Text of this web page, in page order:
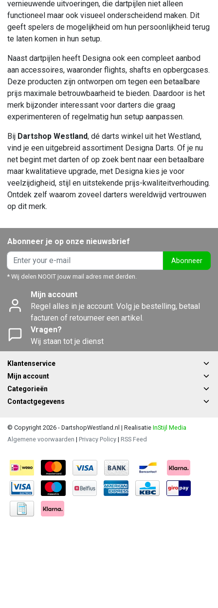
vernieuwende uitvoeringen, die dartpijlen niet alleen
functioneel maar ook visueel onderscheidend maken. Dit
geeft spelers de mogelijkheid om hun persoonlijkheid terug
te laten komen in hun setup.
Naast dartpijlen heeft Designa ook een compleet aanbod
aan accessoires, waaronder flights, shafts en opbergcases.
Deze producten zijn ontworpen om tegen een betaalbare
prijs maximale betrouwbaarheid te bieden. Daardoor is het
merk bijzonder interessant voor darters die graag
experimenteren of regelmatig hun setup aanpassen.
Bij Dartshop Westland, dé darts winkel uit het Westland,
vind je een uitgebreid assortiment Designa Darts. Of je nu
net begint met darten of op zoek bent naar een betaalbare
maar kwalitatieve upgrade, met Designa kies je voor
veelzijdigheid, stijl en uitstekende prijs-kwaliteitverhouding.
Ontdek zelf waarom zoveel darters wereldwijd vertrouwen
op dit merk.
Abonneer je op onze nieuwsbrief
Abonneer
* Wij delen NOOIT jouw mail adres met derden.
Mijn account
Regel alles in je account. Volg je bestelling, betaal
facturen of retourneer een artikel.
Vragen?
Wij staan tot je dienst
Klantenservice
Mijn account
Categorieën
Contactgegevens
© Copyright 2026 - DartshopWestland.nl | Realisatie InStijl Media
Algemene voorwaarden | Privacy Policy | RSS Feed